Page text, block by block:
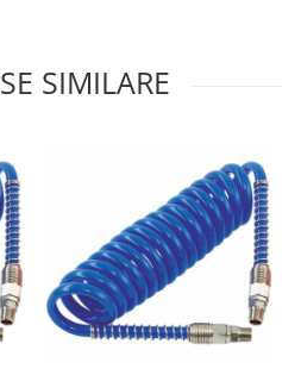
SIMILARE